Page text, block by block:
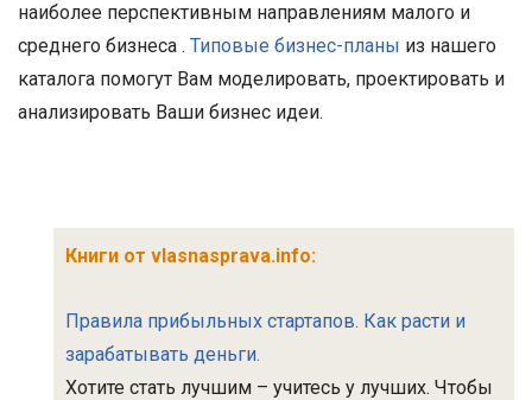
наиболее перспективным направлениям малого и
среднего бизнеса . Типовые бизнес-планы из нашего
каталога помогут Вам моделировать, проектировать и
анализировать Ваши бизнес идеи.
Книги от vlasnasprava.info:
Правила прибыльных стартапов. Как расти и
зарабатывать деньги.
Хотите стать лучшим – учитесь у лучших. Чтобы